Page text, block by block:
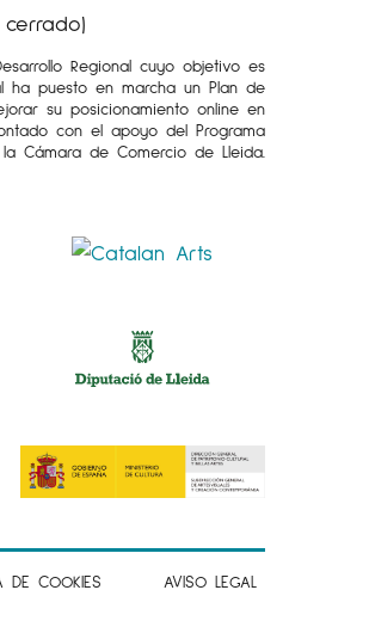
Regional cuyo objetivo es
ha puesto en marcha un Plan de
su posicionamiento online en
con el apoyo del Programa
la Cámara de Comercio de Lleida.
DE COOKIES AVISO LEGAL